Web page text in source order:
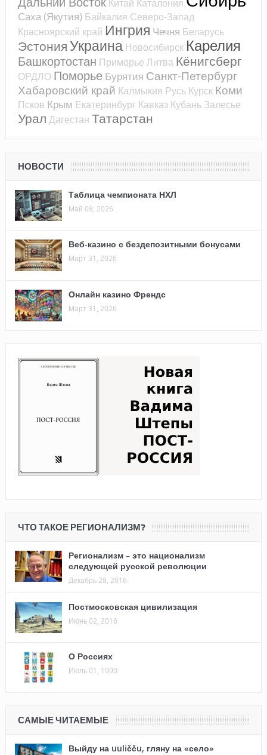
Китай Каталония
Саха (Якутия) Байкалия Северо-Запад
Красноярский край Ингрия Чечня Беларусь
Эстония Украина Новосибирск Карелия
Башкортостан Приморье Литва Кёнигсберг
ОРДЛО Поморье Бурятия Санкт-Петербург
Хабаровский край Калмыкия Русь Курск Коми
Псков Крым Екатеринбург Кавказ Кубань Залесье
Урал Дагестан Татарстан
НОВОСТИ
Таблица чемпионата НХЛ
Май 08, 2026
Веб-казино с бездепозитными бонусами
Март 31, 2026
Онлайн казино Френдс
Март 31, 2026
ЧТО ТАКОЕ РЕГИОНАЛИЗМ?
Регионализм – это национализм
следующей русской революции
Декабрь 28, 2016
Постмосковская цивилизация
Июнь 02, 2016
О Россиях
Июль 01, 1990
САМЫЕ ЧИТАЕМЫЕ
Выйду на uuličču, гляну на «село»